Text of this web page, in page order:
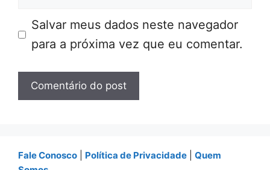
Salvar meus dados neste navegador
para a próxima vez que eu comentar.
Fale Conosco Política de Privacidade
Quem